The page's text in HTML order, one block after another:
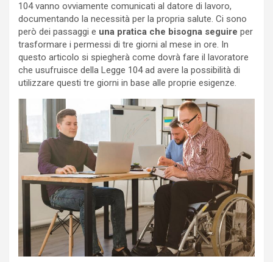
104 vanno ovviamente comunicati al datore di lavoro,
documentando la necessità per la propria salute. Ci sono
però dei passaggi e una pratica che bisogna seguire per
trasformare i permessi di tre giorni al mese in ore. In
questo articolo si spiegherà come dovrà fare il lavoratore
che usufruisce della Legge 104 ad avere la possibilità di
utilizzare questi tre giorni in base alle proprie esigenze.